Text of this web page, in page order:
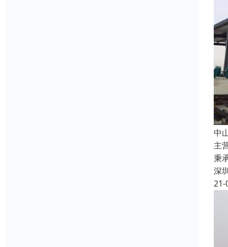
中
主
秉
深
21-